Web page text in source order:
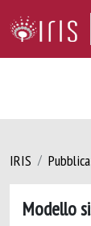
IRIS
Modello